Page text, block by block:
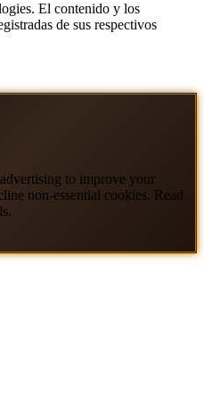
El contenido y los
de sus respectivos
to improve your
non-essential cookies. Read